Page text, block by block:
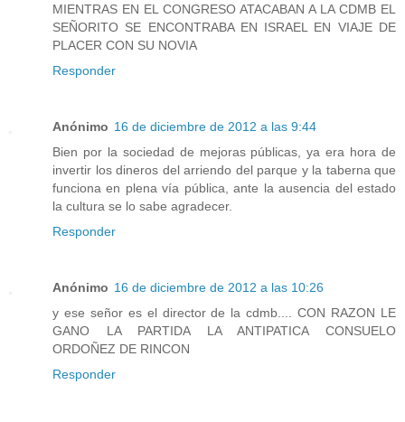
MIENTRAS EN EL CONGRESO ATACABAN A LA CDMB EL
SEÑORITO SE ENCONTRABA EN ISRAEL EN VIAJE DE
PLACER CON SU NOVIA
Responder
Anónimo 16 de diciembre de 2012 a las 9:44
Bien por la sociedad de mejoras públicas, ya era hora de
invertir los dineros del arriendo del parque y la taberna que
funciona en plena vía pública, ante la ausencia del estado
la cultura se lo sabe agradecer.
Responder
Anónimo 16 de diciembre de 2012 a las 10:26
y ese señor es el director de la cdmb.... CON RAZON LE
GANO LA PARTIDA LA ANTIPATICA CONSUELO
ORDOÑEZ DE RINCON
Responder